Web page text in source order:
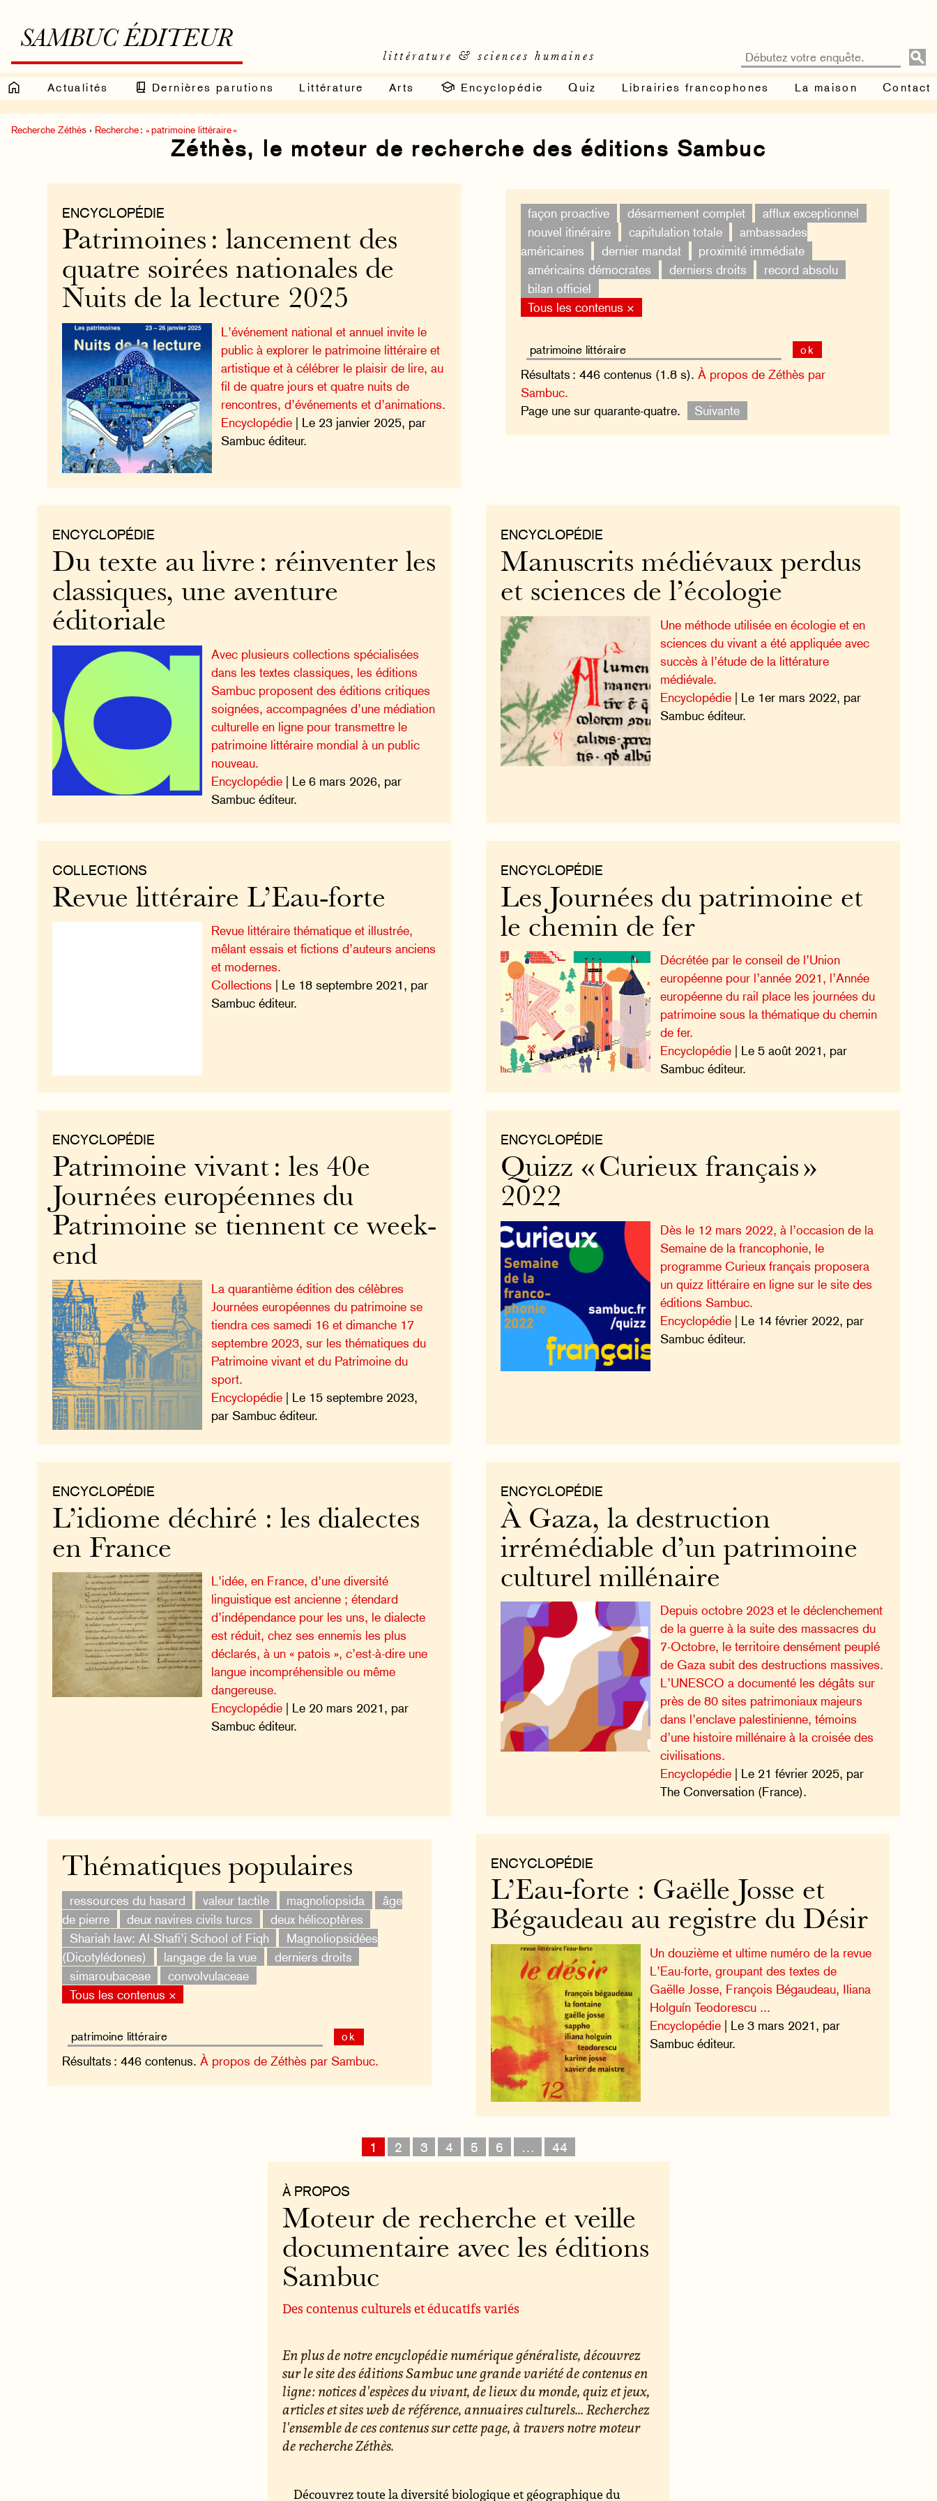
SAMBUC ÉDITEUR
littérature & sciences humaines
Actualités Dernières parutions Littérature Arts Encyclopédie Quiz Librairies francophones La maison Contact
Recherche Zéthès › Recherche : « patrimoine littéraire »
Zéthès, le moteur de recherche des éditions Sambuc
façon proactive désarmement complet
afflux exceptionnel
nouvel itinéraire
capitulation totale
ambassades
américaines
dernier mandat
proximité immédiate
américains démocrates
derniers droits
record absolu
bilan officiel
Tous les contenus ×
ok
Résultats : 446 contenus (1.8 s). À propos de Zéthès par
Sambuc.
Page une sur quarante-quatre.
Suivante
ENCYCLOPÉDIE
Patrimoines : lancement des
quatre soirées nationales de
Nuits de la lecture 2025
L’événement national et annuel invite le
public à explorer le patrimoine littéraire et
artistique et à célébrer le plaisir de lire, au
fil de quatre jours et quatre nuits de
rencontres, d’événements et d’animations.
Encyclopédie | Le 23 janvier 2025, par
Sambuc éditeur.
ENCYCLOPÉDIE
Manuscrits médiévaux perdus
et sciences de l’écologie
Une méthode utilisée en écologie et en
sciences du vivant a été appliquée avec
succès à l’étude de la littérature
médiévale.
Encyclopédie| Le 1er mars 2022, par
Sambuc éditeur.
ENCYCLOPÉDIE
Du texte au livre : réinventer les
classiques, une aventure
éditoriale
Avec plusieurs collections spécialisées
dans les textes classiques, les éditions
Sambuc proposent des éditions critiques
soignées, accompagnées d’une médiation
culturelle en ligne pour transmettre le
patrimoine littéraire mondial à un public
nouveau.
Encyclopédie | Le 6 mars 2026, par
Sambuc éditeur.
ENCYCLOPÉDIE
Les Journées du patrimoine et
le chemin de fer
Décrétée par le conseil de l’Union
européenne pour l’année 2021, l’Année
européenne du rail place les journées du
patrimoine sous la thématique du chemin
de fer.
Encyclopédie| Le 5 août 2021, par
Sambuc éditeur.
COLLECTIONS
Revue littéraire L’Eau-forte
Revue littéraire thématique et illustrée,
mêlant essais et fictions d’auteurs anciens
et modernes.
Collections | Le 18 septembre 2021, par
Sambuc éditeur.
ENCYCLOPÉDIE
Quizz « Curieux français »
2022
Dès le 12 mars 2022, à l’occasion de la
Semaine de la francophonie, le
programme Curieux français proposera
un quizz littéraire en ligne sur le site des
éditions Sambuc.
Encyclopédie| Le 14 février 2022, par
Sambuc éditeur.
ENCYCLOPÉDIE
Patrimoine vivant : les 40e
Journées européennes du
Patrimoine se tiennent ce week-
end
La quarantième édition des célèbres
Journées européennes du patrimoine se
tiendra ces samedi 16 et dimanche 17
septembre 2023, sur les thématiques du
Patrimoine vivant et du Patrimoine du
sport.
Encyclopédie | Le 15 septembre 2023,
par Sambuc éditeur.
ENCYCLOPÉDIE
À Gaza, la destruction
irrémédiable d’un patrimoine
culturel millénaire
Depuis octobre 2023 et le déclenchement
de la guerre à la suite des massacres du
7-Octobre, le territoire densément peuplé
de Gaza subit des destructions massives.
L’UNESCO a documenté les dégâts sur
près de 80 sites patrimoniaux majeurs
dans l’enclave palestinienne, témoins
d’une histoire millénaire à la croisée des
civilisations.
Encyclopédie| Le 21 février 2025, par
The Conversation (France).
ENCYCLOPÉDIE
L’idiome déchiré : les dialectes
en France
L’idée, en France, d’une diversité
linguistique est ancienne ; étendard
d’indépendance pour les uns, le dialecte
est réduit, chez ses ennemis les plus
déclarés, à un « patois », c’est-à-dire une
langue incompréhensible ou même
dangereuse.
Encyclopédie | Le 20 mars 2021, par
Sambuc éditeur.
ENCYCLOPÉDIE
L’Eau-forte : Gaëlle Josse et
Bégaudeau au registre du Désir
Un douzième et ultime numéro de la revue
L’Eau-forte, groupant des textes de
Gaëlle Josse, François Bégaudeau, Iliana
Holguín Teodorescu ...
Encyclopédie | Le 3 mars 2021, par
Sambuc éditeur.
Thématiques populaires
ressources du hasard valeur tactile magnoliopsida
âge
de pierre
deux navires civils turcs
deux hélicoptères
Shariah law: Al-Shafi’i School of Fiqh
Magnoliopsidées
(Dicotylédones)
langage de la vue
derniers droits
simaroubaceae
convolvulaceae
Tous les contenus ×
ok
Résultats : 446 contenus. À propos de Zéthès par Sambuc.
1 2 3 4 5 6 44
À PROPOS
Moteur de recherche et veille
documentaire avec les éditions
Sambuc
Des contenus culturels et éducatifs variés
En plus de notre encyclopédie numérique généraliste, découvrez
sur le site des éditions Sambuc une grande variété de contenus en
ligne : notices d'espèces du vivant, de lieux du monde, quiz et jeux,
articles et sites web de référence, annuaires culturels... Recherchez
l'ensemble de ces contenus sur cette page, à travers notre moteur
de recherche Zéthès.
Découvrez toute la diversité biologique et géographique du